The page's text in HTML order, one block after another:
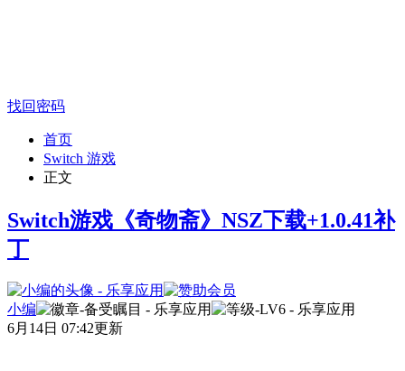
找回密码
首页
Switch 游戏
正文
Switch游戏《奇物斋》NSZ下载+1.0.41补
丁
小编
6月14日 07:42更新